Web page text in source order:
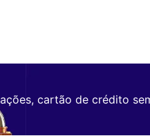
cartão de crédito